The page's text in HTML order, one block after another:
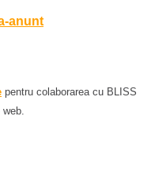
anunt
pentru colaborarea cu BLISS